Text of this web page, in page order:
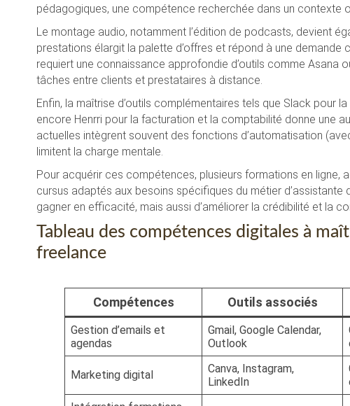
pédagogiques, une compétence recherchée dans un contexte
Le montage audio, notamment l’édition de podcasts, devient
prestations élargit la palette d’offres et répond à une demande
requiert une connaissance approfondie d’outils comme Asana
tâches entre clients et prestataires à distance.
Enfin, la maîtrise d’outils complémentaires tels que Slack pour
encore Henrri pour la facturation et la comptabilité donne une
actuelles intègrent souvent des fonctions d’automatisation
limitent la charge mentale.
Pour acquérir ces compétences, plusieurs formations en
cursus adaptés aux besoins spécifiques du métier
gagner en efficacité, mais aussi d’améliorer la crédibilité et la
Tableau des compétences digitales à
freelance
Compétences Outils associés
Gestion d’emails et
agendas
Gmail, Google Calendar,
Outlook
Marketing digital
Canva, Instagram,
LinkedIn